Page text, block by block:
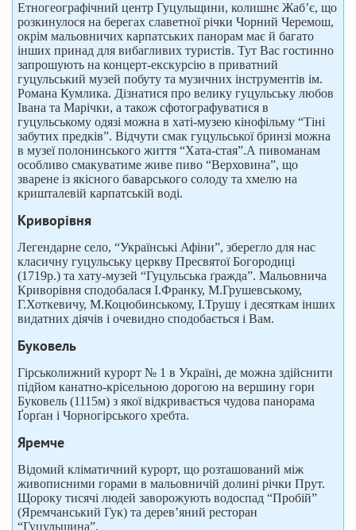
Етногеографічний центр Гуцульщини, колишнє Жаб’є, що
розкинулося на берегах славетної річки Чорний Черемош,
окрім мальовничих карпатських панорам має й багато
інших принад для вибагливих туристів. Тут Вас гостинно
запрошують на концерт-екскурсію в приватний
гуцульський музей побуту та музичних інструментів ім.
Романа Кумлика. Дізнатися про велику гуцульську любов
Івана та Марічки, а також сфотографуватися в
гуцульському одязі можна в хаті-музею кінофільму “Тіні
забутих предків”. Відчути смак гуцульської бринзі можна
в музеї полонинського життя “Хата-стая”.А пивоманам
особливо смакуватиме живе пиво “Верховина”, що
зварене із якісного баварського солоду та хмелю на
кришталевій карпатській воді.
Криворівня
Легендарне село, “Українські Афіни”, зберегло для нас
класичну гуцульську церкву Пресвятої Богородиці
(1719р.) та хату-музей “Гуцульська ґражда”. Мальовнича
Криворівня сподобалася І.Франку, М.Грушевському,
Г.Хоткевичу, М.Коцюбинському, І.Трушу і десяткам інших
видатних діячів і очевидно сподобається і Вам.
Буковель
Гірськолижний курорт № 1 в Україні, де можна здійснити
підйом канатно-крісельною дорогою на вершину гори
Буковель (1115м) з якої відкривається чудова панорама
Ґорґан і Чорногірського хребта.
Яремче
Відомий кліматичний курорт, що розташований між
живописними горами в мальовничій долині річки Прут.
Щороку тисячі людей заворожують водоспад “Пробій”
(Яремчанський Гук) та дерев’яний ресторан
“Гуцульщина”.